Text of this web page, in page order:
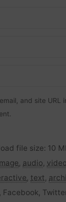
and site URL
file size: 10
, audio, video
, text,
Facebook,